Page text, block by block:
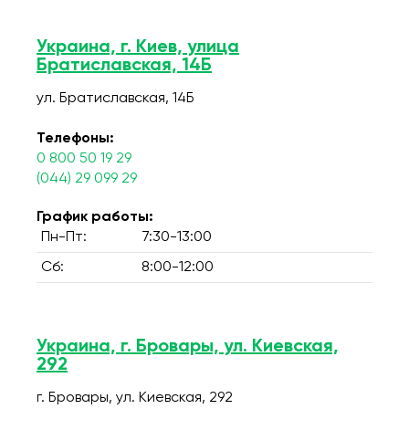
Украина, г. Киев, улица
Братиславская, 14Б
ул. Братиславская, 14Б
Телефоны:
0 800 50 19 29
(044) 29 099 29
График работы:
Пн-Пт:
7:30-13:00
Сб: 8:00-12:00
Украина, г. Бровары, ул. Киевская,
292
г. Бровары, ул. Киевская, 292